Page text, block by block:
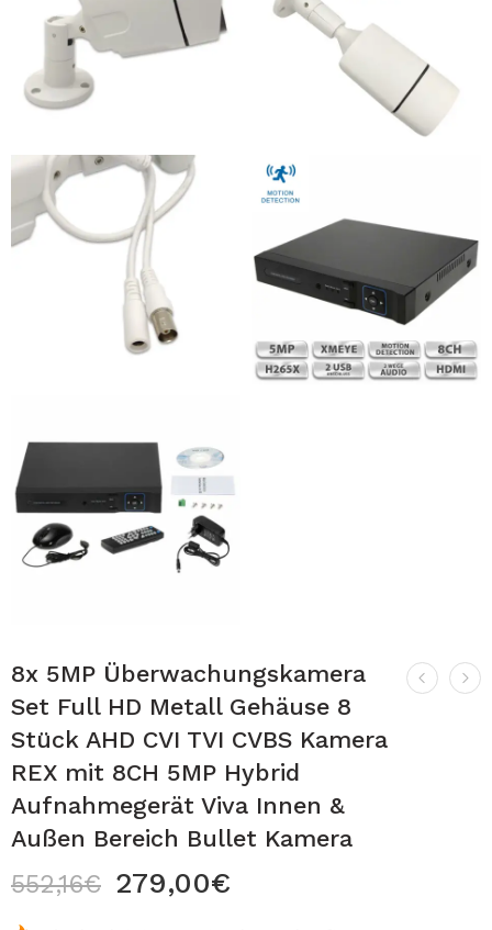
8x 5MP Überwachungskamera
Set Full HD Metall Gehäuse 8
Stück AHD CVI TVI CVBS Kamera
REX mit 8CH 5MP Hybrid
Aufnahmegerät Viva Innen &
Außen Bereich Bullet Kamera
552,16€ 279,00€